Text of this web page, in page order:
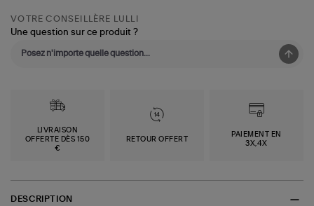
VOTRE CONSEILLÈRE LULLI
Une question sur ce produit ?
LIVRAISON
OFFERTE DÈS 150
€
RETOUR OFFERT
PAIEMENT EN
3X,4X
DESCRIPTION